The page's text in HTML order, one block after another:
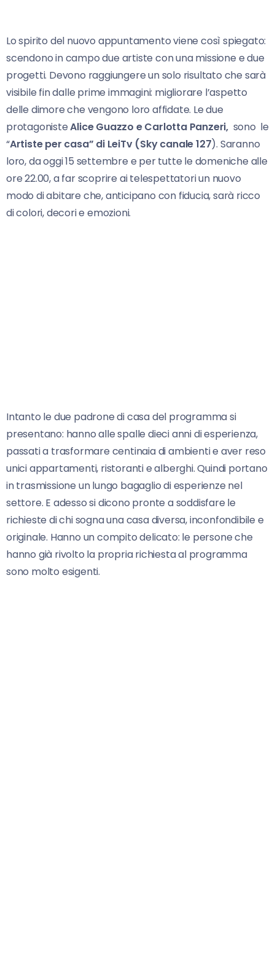
Lo spirito del nuovo appuntamento viene così spiegato:
scendono in campo due artiste con una missione e due
progetti. Devono raggiungere un solo risultato che sarà
visibile fin dalle prime immagini: migliorare l’aspetto
delle dimore che vengono loro affidate. Le due
protagonisteAlice Guazzo e Carlotta Panzeri, sono le
“Artiste per casa” di LeiTv (Sky canale 127). Saranno
loro, da oggi 15 settembre e per tutte le domeniche alle
ore 22.00, a far scoprire ai telespettatori un nuovo
modo di abitare che, anticipano con fiducia, sarà ricco
di colori, decori e emozioni.
Intanto le due padrone di casa del programma si
presentano: hanno alle spalle dieci anni di esperienza,
passati a trasformare centinaia di ambienti e aver reso
unici appartamenti, ristoranti e alberghi. Quindi portano
in trasmissione un lungo bagaglio di esperienze nel
settore. E adesso si dicono pronte a soddisfare le
richieste di chi sogna una casa diversa, inconfondibile e
originale. Hanno un compito delicato: le persone che
hanno già rivolto la propria richiesta al programma
sono molto esigenti.